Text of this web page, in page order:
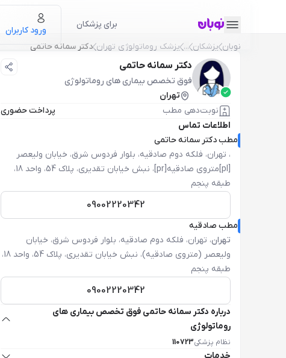
برای پزشکان
ورود کاربران
نوبان پزشکان ... پزشک روماتولوژی تهران دکتر سمانه حاتمی
دکتر سمانه حاتمی
فوق تخصص بیماری های روماتولوژی
تهران
نوبت‌دهی مطب
پرداخت حضوری
اطلاعات تماس
مطب دکتر سمانه حاتمی
، تهران، فلکه دوم صادقیه، بلوار فردوس شرق، خیابان ولیعصر
[pl]متروی صادقیه[pr]، نبش خیابان تقدیری، پلاک 54، واحد 18،
طبقه پنجم
09002220342
مطب صادقیه
تهران، تهران، فلکه دوم صادقیه، بلوار فردوس شرق، خیابان
ولیعصر (متروی صادقیه)، نبش خیابان تقدیری، پلاک 54، واحد 18،
طبقه پنجم
09002220342
درباره دکتر سمانه حاتمی فوق تخصص بیماری های
روماتولوژی
نظام پزشکی110723